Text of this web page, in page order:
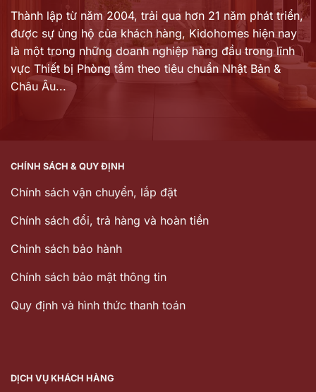
Thành lập từ năm 2004, trải qua hơn 21 năm phát triển,
được sự ủng hộ của khách hàng, Kidohomes hiện nay
là một trong những doanh nghiệp hàng đầu trong lĩnh
vực Thiết bị Phòng tắm theo tiêu chuẩn Nhật Bản &
Châu Âu...
CHÍNH SÁCH & QUY ĐỊNH
Chính sách vận chuyển, lắp đặt
Chính sách đổi, trả hàng và hoàn tiền
Chinh sách bảo hành
Chính sách bảo mật thông tin
Quy định và hình thức thanh toán
DỊCH VỤ KHÁCH HÀNG